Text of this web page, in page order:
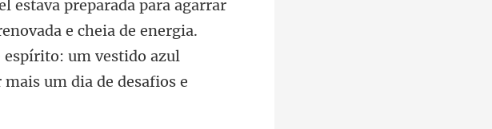
e cheia de energia.
espírito: um vestido